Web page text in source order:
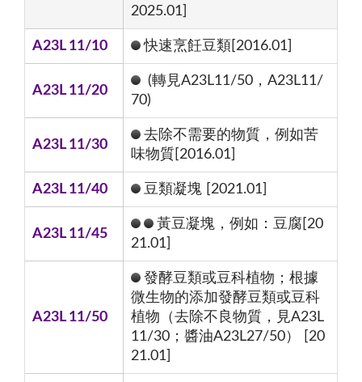
2025.01]
A23L 11/10 快速烹飪豆類[2016.01]
A23L 11/20
(轉見A23L11/50，A23L11/
70)
A23L 11/30
去除不需要的物質，例如苦
味物質[2016.01]
A23L 11/40 豆類凝塊 [2021.01]
A23L 11/45
黃豆凝塊，例如：豆腐[20
21.01]
A23L 11/50
發酵豆類或豆科植物；根據
微生物的添加發酵豆類或豆科
植物（去除不良物質，見A23L
11/30；醬油A23L27/50） [20
21.01]